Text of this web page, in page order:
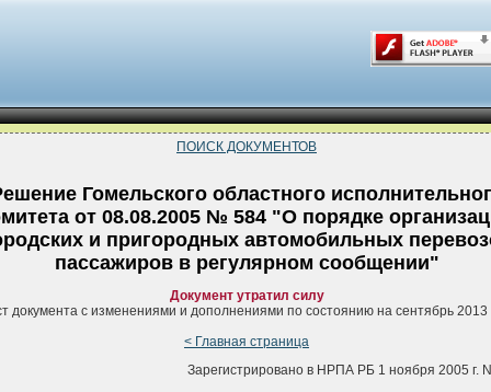
ПОИСК ДОКУМЕНТОВ
Гомельского областного
от 08.08.2005 № 584 "О порядке
и пригородных автомобильных
пассажиров в регулярном сообщении"
Документ утратил силу
документа с изменениями и дополнениями по состоянию на сентябрь 2013
< Главная страница
Зарегистрировано в НРПА РБ 1 ноября 2005 г.